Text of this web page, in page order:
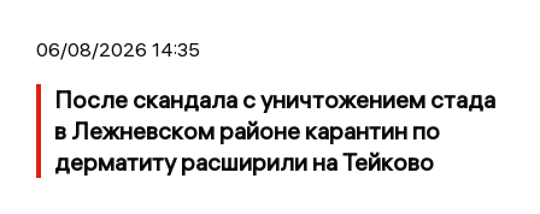
06/08/2026 14:35
После скандала с уничтожением стада
в Лежневском районе карантин по
дерматиту расширили на Тейково